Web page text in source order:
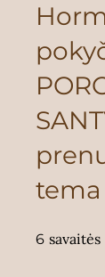
tema
6 savaitės